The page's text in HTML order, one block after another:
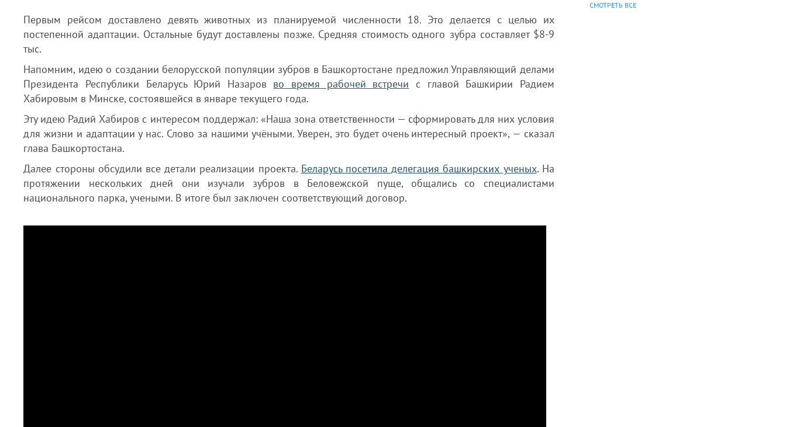
СМОТРЕТЬ ВСЕ
Первым рейсом доставлено девять животных из планируемой численности 18. Это делается с целью их
постепенной адаптации. Остальные будут доставлены позже. Средняя стоимость одного зубра составляет $8-9
тыс.
Напомним, идею о создании белорусской популяции зубров в Башкортостане предложил Управляющий делами
Президента Республики Беларусь Юрий Назаров во время рабочей встречи с главой Башкирии Радием
Хабировым в Минске, состоявшейся в январе текущего года.
Эту идею Радий Хабиров с интересом поддержал: «Наша зона ответственности — сформировать для них условия
для жизни и адаптации у нас. Слово за нашими учёными. Уверен, это будет очень интересный проект», — сказал
глава Башкортостана.
Далее стороны обсудили все детали реализации проекта. Беларусь посетила делегация башкирских ученых. На
протяжении нескольких дней они изучали зубров в Беловежской пуще, общались со специалистами
национального парка, учеными. В итоге был заключен соответствующий договор.